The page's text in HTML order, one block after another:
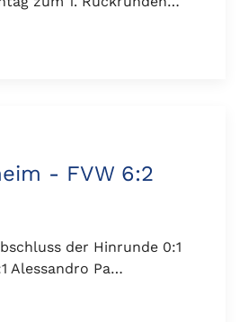
- FVW 6:2
der Hinrunde 0:1
Alessandro Pa…